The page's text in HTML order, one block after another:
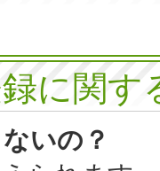
に関す
いの？